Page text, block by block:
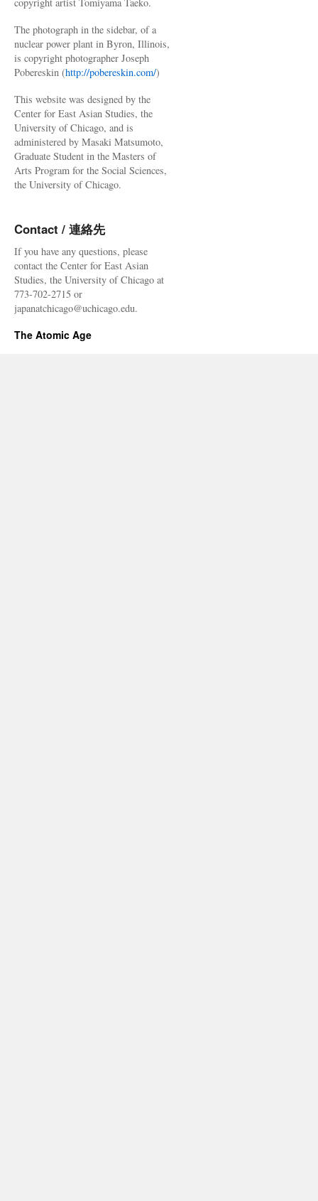
The photograph in the sidebar, of a
nuclear power plant in Byron, Illinois,
is copyright photographer Joseph
Pobereskin (http://pobereskin.com/)
This website was designed by the
Center for East Asian Studies, the
University of Chicago, and is
administered by Masaki Matsumoto,
Graduate Student in the Masters of
Arts Program for the Social Sciences,
the University of Chicago.
Contact / 連絡先
If you have any questions, please
contact the Center for East Asian
Studies, the University of Chicago at
773-702-2715 or
japanatchicago@uchicago.edu.
The Atomic Age